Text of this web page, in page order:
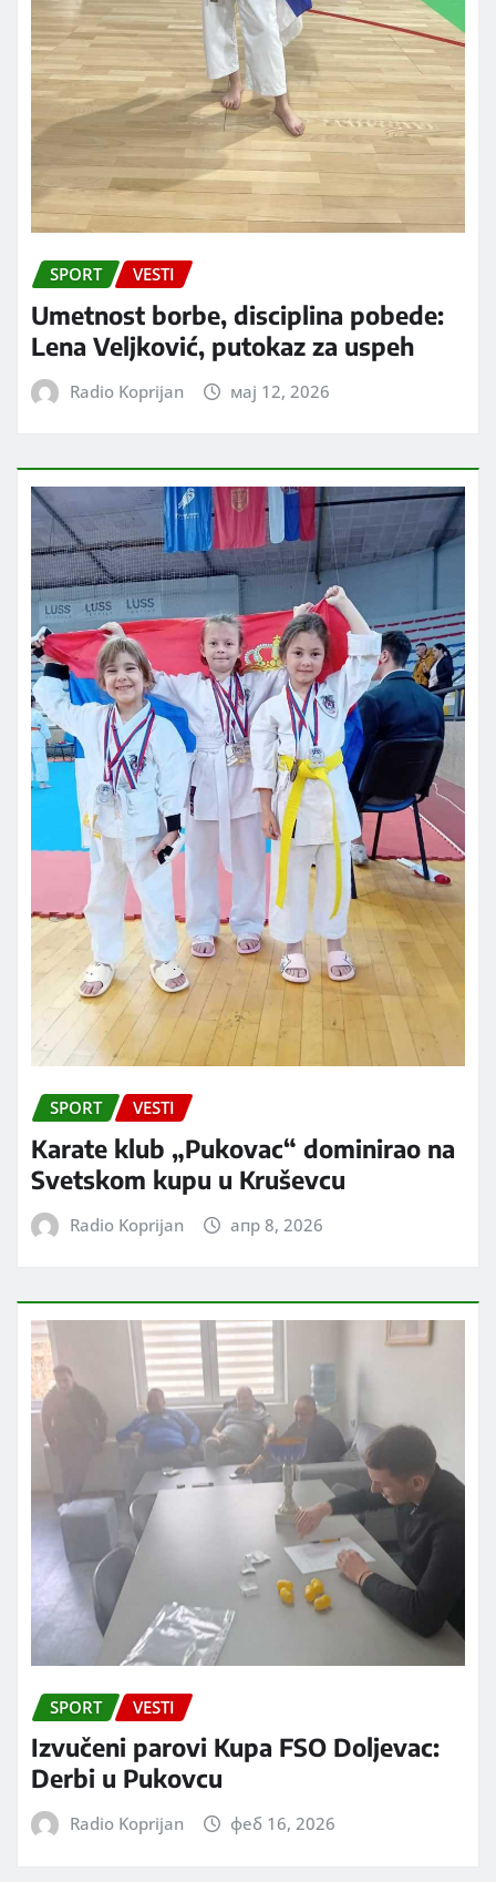
SPORT VESTI
Umetnost borbe, disciplina pobede:
Lena Veljković, putokaz za uspeh
Radio Koprijan мај 12, 2026
SPORT VESTI
Karate klub „Pukovac“ dominirao na
Svetskom kupu u Kruševcu
Radio Koprijan апр 8, 2026
SPORT VESTI
Izvučeni parovi Kupa FSO Doljevac:
Derbi u Pukovcu
Radio Koprijan феб 16, 2026